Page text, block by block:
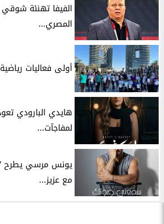
الفيفا تهنئة شوقي
المصري...
أولى فعاليات
هايدي البارودي
لمفاجآت...
يونس مرسي يطرح
مع عزيز...